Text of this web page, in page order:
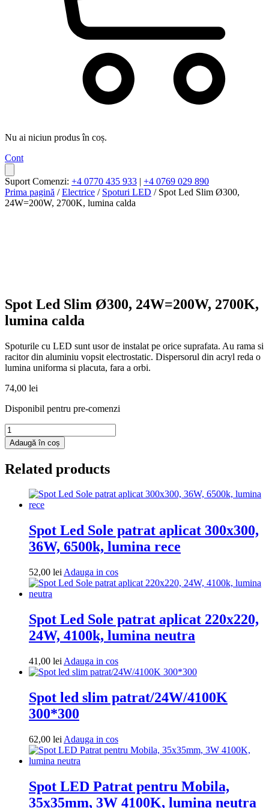
Nu ai niciun produs în coș.
Cont
Suport Comenzi: +4 0770 435 933 | +4 0769 029 890
Prima pagină /Electrice / Spoturi LED / Spot Led Slim Ø300,
24W=200W, 2700K, lumina calda
Spot Led Slim Ø300, 24W=200W, 2700K,
lumina calda
Spoturile cu LED sunt usor de instalat pe orice suprafata. Au rama si
racitor din aluminiu vopsit electrostatic. Dispersorul din acryl reda o
lumina uniforma si placuta, fara a orbi.
74,00 lei
Disponibil pentru pre-comenzi
Cantitate
Spot
Led
Ø300,
2700K,
lumina
Adaugă în coș
Related products
Spot Led Sole patrat aplicat 300x300,
36W, 6500k, lumina rece
52,00 lei Adauga in cosAdauga
in
Spot Led Sole patrat aplicat 220x220,
24W, 4100k, lumina neutra
41,00 lei Adauga in cosAdauga
in
Spot led slim patrat/24W/4100K
300*300
62,00 lei Adauga in cosAdauga
in
Spot LED Patrat pentru Mobila,
35x35mm, 3W 4100K, lumina neutra